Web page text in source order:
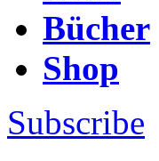
Bücher
Shop
Subscribe